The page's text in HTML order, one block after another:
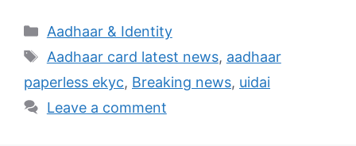
Categories
Aadhaar & Identity
Tags
Aadhaar card latest news, aadhaar
paperless ekyc, Breaking news, uidai
Leave a comment